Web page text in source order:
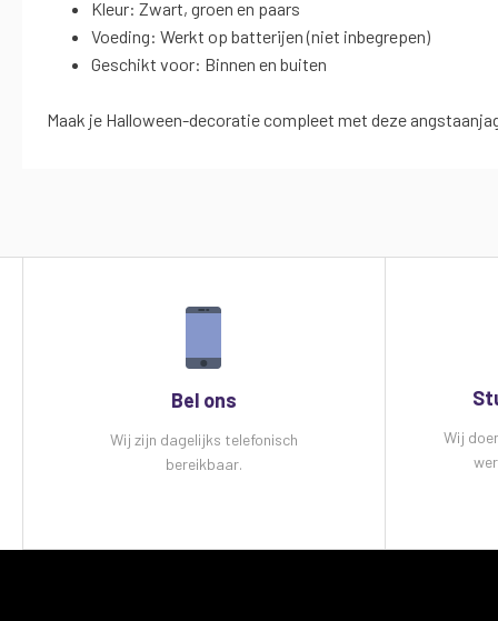
Kleur: Zwart, groen en paars
Voeding: Werkt op batterijen (niet inbegrepen)
Geschikt voor: Binnen en buiten
Maak je Halloween-decoratie compleet met deze
Bel ons
Wij zijn dagelijks telefonisch
bereikbaar.
Wij